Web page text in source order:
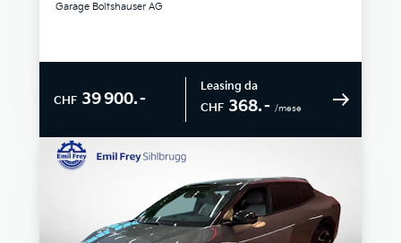
Garage Boltshauser AG
CHF 39 900.–
Leasing da
CHF 368.– /mese